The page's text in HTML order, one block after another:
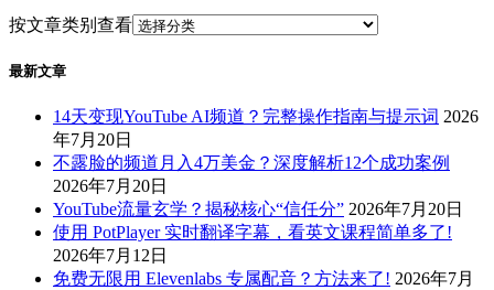
按文章类别查看
最新文章
14天变现YouTube AI频道？完整操作指南与提示词 2026
年7月20日
不露脸的频道月入4万美金？深度解析12个成功案例
2026年7月20日
YouTube流量玄学？揭秘核心“信任分” 2026年7月20日
使用 PotPlayer 实时翻译字幕，看英文课程简单多了!
2026年7月12日
免费无限用 Elevenlabs 专属配音？方法来了! 2026年7月